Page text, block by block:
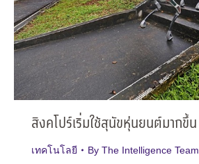
สิงคโปร์เริ่มใช้สุนัขหุ่นยนต์มากขึ้น
เทคโนโลยี By The Intelligence Team